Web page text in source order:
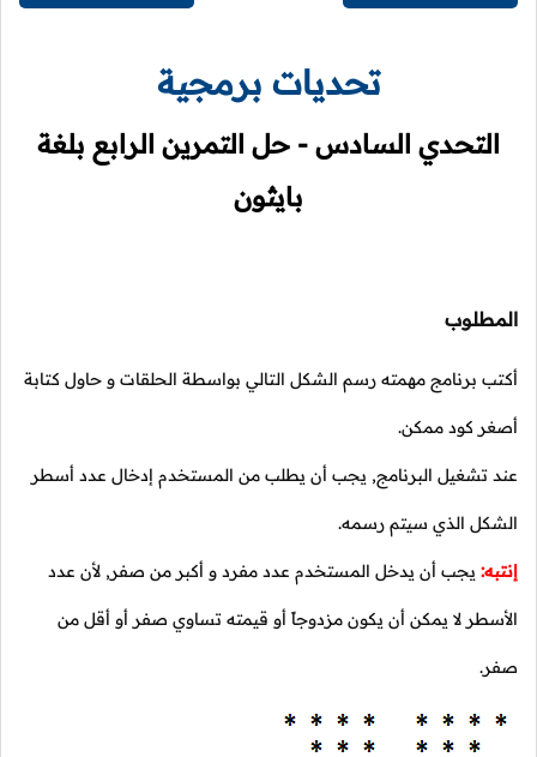
تحديات برمجية
التحدي السادس - حل التمرين الرابع بلغة
بايثون
المطلوب
أكتب برنامج مهمته رسم الشكل التالي بواسطة الحلقات و حاول كتابة
أصغر كود ممكن.
عند تشغيل البرنامج, يجب أن يطلب من المستخدم إدخال عدد أسطر
الشكل الذي سيتم رسمه.
إنتبه: يجب أن يدخل المستخدم عدد مفرد و أكبر من صفر, لأن عدد
الأسطر لا يمكن أن يكون مزدوجاً أو قيمته تساوي صفر أو أقل من
صفر.